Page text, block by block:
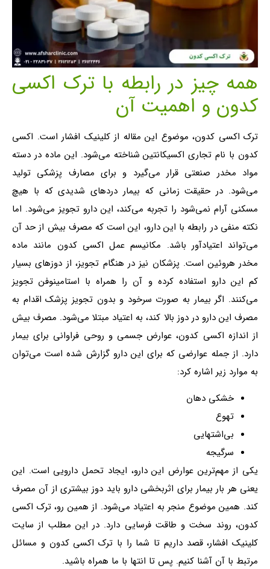
همه چیز در رابطه با ترک اکسی
کدون و اهمیت آن
ترک اکسی کدون، موضوع این مقاله از کلینیک افشار است. اکسی
کدون با نام تجاری اکسیکانتین شناخته می‌شود. این ماده در دسته
مواد مخدر صنعتی قرار می‌گیرد و برای مصارف پزشکی تولید
می‌شود. در حقیقت زمانی که بیمار دردهای شدیدی که با هیچ
مسکنی آرام نمی‌شود را تجربه می‌کند، این دارو تجویز می‌شود. اما
نکته منفی در رابطه با این دارو، این است که مصرف بیش از حد آن
می‌تواند اعتیادآور باشد. مکانیسم عمل اکسی کدون مانند ماده
مخدر هروئین است. پزشکان نیز در هنگام تجویز، از دوزهای بسیار
کم این دارو استفاده کرده و آن را همراه با استامینوفن تجویز
می‌کنند. اگر بیمار به صورت سرخود و بدون تجویز پزشک اقدام به
مصرف این دارو در دوز بالا کند، به اعتیاد مبتلا می‌شود. مصرف بیش
از اندازه اکسی کدون، عوارض جسمی و روحی فراوانی برای بیمار
دارد. از جمله عوارضی که برای این دارو گزارش شده است می‌توان
به موارد زیر اشاره کرد:
خشکی دهان
تهوع
بی‌اشتهایی
سرگیجه
یکی از مهم‌ترین عوارض این دارو، ایجاد تحمل دارویی است. این
یعنی هر بار بیمار برای اثربخشی دارو باید دوز بیشتری از آن مصرف
کند. همین موضوع منجر به اعتیاد می‌شود. از همین رو، ترک اکسی
کدون، روند سخت و طاقت فرسایی دارد. در این مطلب از سایت
کلینیک افشار، قصد داریم تا شما را با ترک اکسی کدون و مسائل
مرتبط با آن آشنا کنیم. پس تا انتها با ما همراه باشید.